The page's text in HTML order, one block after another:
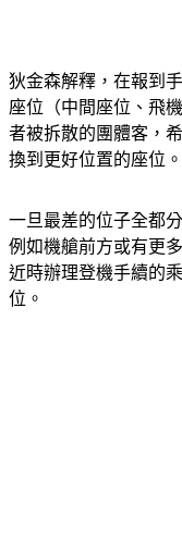
狄金森解釋，在報到
座位（中間座位、飛
者被拆散的團體客，
換到更好位置的座位。
一旦最差的位子全都
例如機艙前方或有更
近時辦理登機手續的
位。